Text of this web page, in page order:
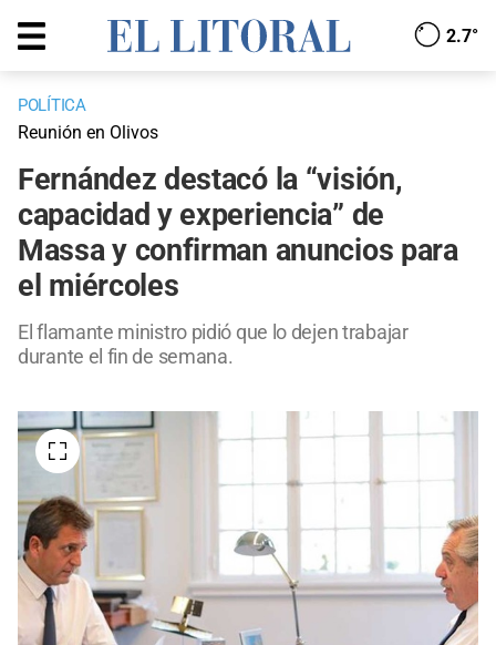
2.7°
POLÍTICA
Reunión en Olivos
Fernández destacó la “visión,
capacidad y experiencia” de
Massa y confirman anuncios para
el miércoles
El flamante ministro pidió que lo dejen trabajar
durante el fin de semana.